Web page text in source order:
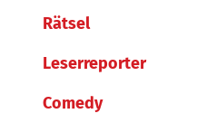
Rätsel
Leserreporter
Comedy